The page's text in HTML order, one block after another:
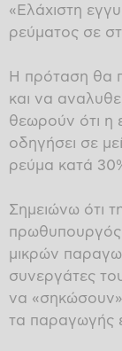
«Ελάχιστη
ρεύματος σε
Η πρόταση θα
και να
θεωρούν ότι η
οδηγήσει σε
ρεύμα κατά
Σημειώνω ότι
μικρών
συνεργάτες
να «σηκώσουν»
τα παραγωγής